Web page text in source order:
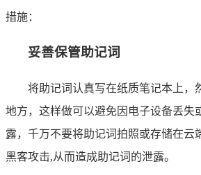
措施：
妥善保管助记词
将助记词认真写在纸质笔记本上，
地方，这样做可以避免因电子设备丢失
露，千万不要将助记词拍照或存储在云
黑客攻击,从而造成助记词的泄露。